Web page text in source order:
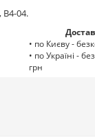
B4-04.
• по Києву -
• по Україні -
грн